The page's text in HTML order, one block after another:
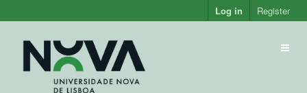
to
Log in Register